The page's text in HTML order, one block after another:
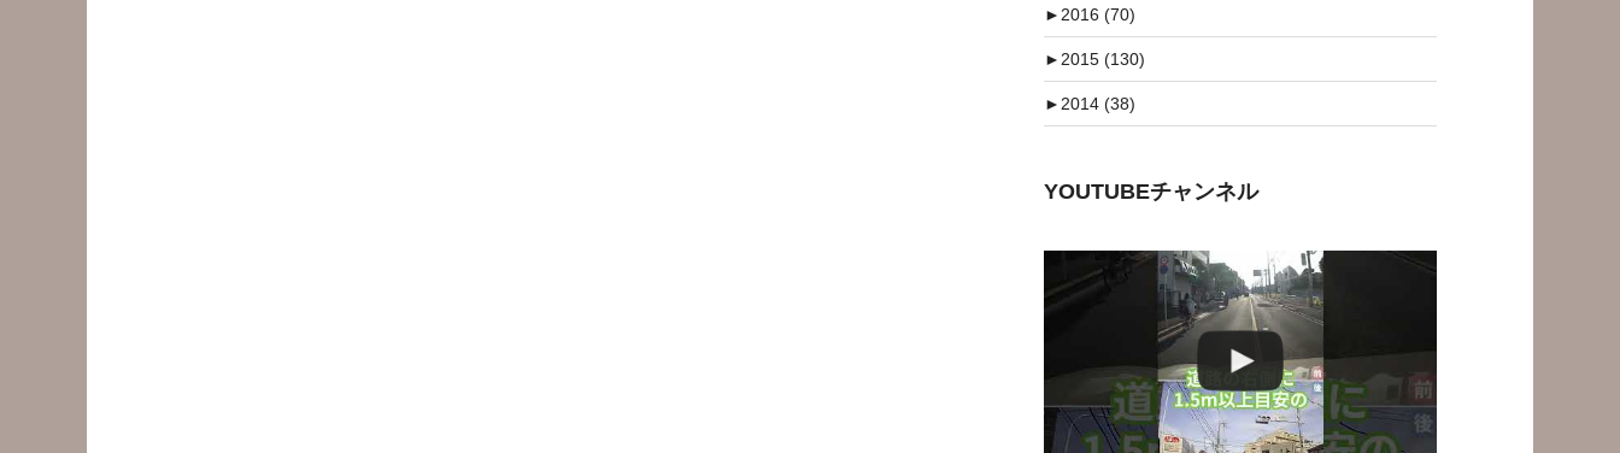
►2016 (70)
►2015 (130)
►2014 (38)
YOUTUBEチャンネル